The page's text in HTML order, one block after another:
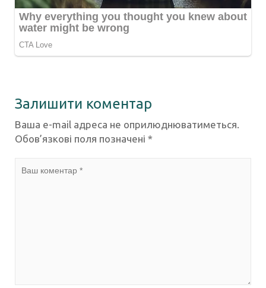
Залишити коментар
Ваша e-mail адреса не оприлюднюватиметься.
Обов’язкові поля позначені *